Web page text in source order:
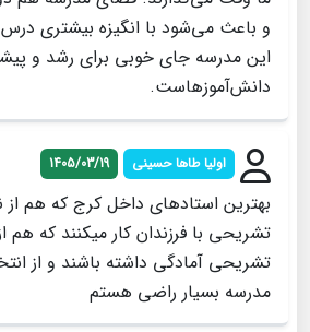
و باعث می‌شود با انگیزه بیشتری درس
این مدرسه جای خوبی برای رشد و
دانش‌آموزهاست.
اولیا طاها حسینی 1405/03/19
بهترین استادهای داخل کرج که هم
تشریحی با فرزندان کار میکنند که
تشریحی آمادگی داشته باشند و از
مدرسه بسیار راضی هستم